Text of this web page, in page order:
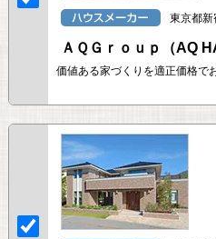
東京都新
ＡＱＧｒｏｕｐ（AQ
価値ある家づくりを適正価格で